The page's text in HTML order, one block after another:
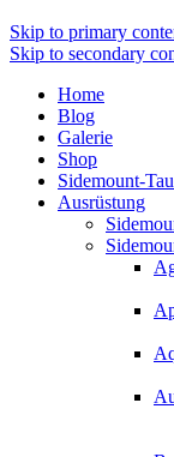
Skip to primary
Skip to secondary
Home
Blog
Galerie
Shop
Sidemount-
Ausrüstung